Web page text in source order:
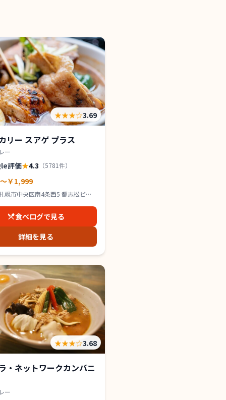
★★★☆3.69
リー スアゲ プラス
ー
評価★4.3 （5781件）
￥1,999
幌市中央区南4条西5 都志松ビル
食べログで見る
詳細を見る
★★★☆3.68
・ネットワークカンパニ
ー